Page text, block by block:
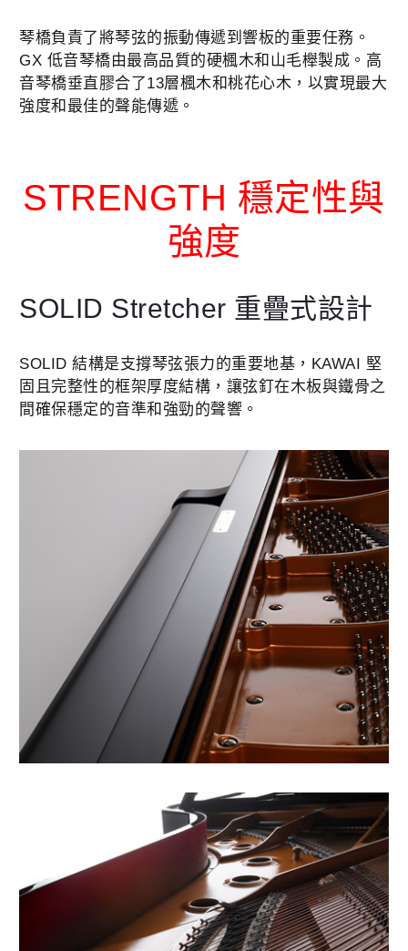
琴橋負責了將琴弦的振動傳遞到響板的重要任務。
GX 低音琴橋由最高品質的硬楓木和山毛櫸製成。高
音琴橋垂直膠合了13層楓木和桃花心木，以實現最大
強度和最佳的聲能傳遞。
STRENGTH 穩定性與
強度
SOLID Stretcher 重疊式設計
SOLID 結構是支撐琴弦張力的重要地基，KAWAI 堅
固且完整性的框架厚度結構，讓弦釘在木板與鐵骨之
間確保穩定的音準和強勁的聲響。